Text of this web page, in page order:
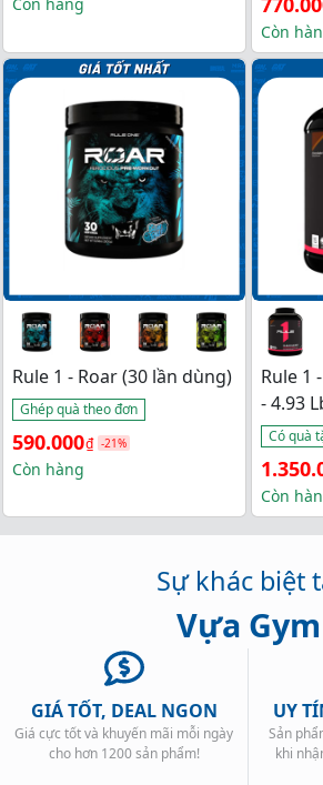
gốc
550.000₫.
hiện
là:
460.000₫.
Còn hàng
gốc
là:
hiện
tại
là:
Còn
Rule 1 - Roar (30 lần dùng)
Ghép quà theo đơn
Giá
gốc
750.000₫.
590.000₫
Giá
hiện
là:
-21%
Còn hàng
Rule 1
- 4.93
Có quà
Giá
gốc
Giá
hiện
Còn
Sự khác biệt
Vựa Gym
GIÁ TỐT, DEAL NGON
Giá cực tốt và khuyến mãi mỗi ngày
cho hơn 1200 sản phẩm!
UY
Sản
khi